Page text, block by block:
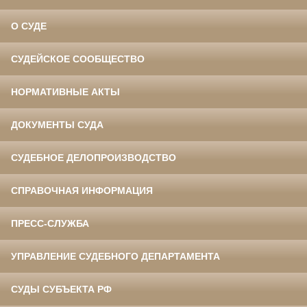
О СУДЕ
СУДЕЙСКОЕ СООБЩЕСТВО
НОРМАТИВНЫЕ АКТЫ
ДОКУМЕНТЫ СУДА
СУДЕБНОЕ ДЕЛОПРОИЗВОДСТВО
СПРАВОЧНАЯ ИНФОРМАЦИЯ
ПРЕСС-СЛУЖБА
УПРАВЛЕНИЕ СУДЕБНОГО ДЕПАРТАМЕНТА
СУДЫ СУБЪЕКТА РФ